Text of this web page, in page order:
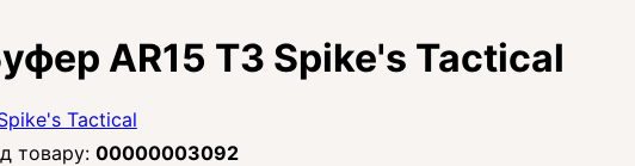
AR15 T3 Spike's Tactical
00000003092